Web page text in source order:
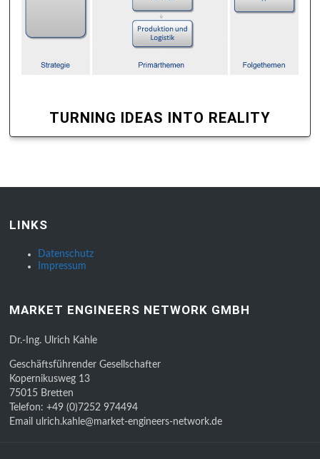
TURNING IDEAS INTO REALITY
LINKS
Datenschutz
Impressum
MARKET ENGINEERS NETWORK GMBH
Dr.-Ing. Ulrich Kahle
Geschäftsführender Gesellschafter
Kopernikusweg 13
75015 Bretten
Telefon: +49 (0)7252 974494
Email ulrich.kahle@market-engineers-network.de